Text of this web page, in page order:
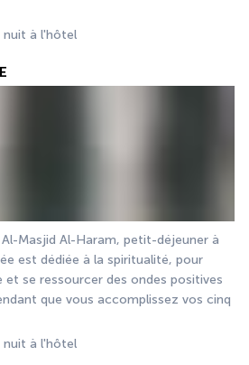
nuit à l'hôtel
Masjid Al-Haram, petit-déjeuner à
est dédiée à la spiritualité, pour
se ressourcer des ondes positives
que vous accomplissez vos cinq
nuit à l'hôtel